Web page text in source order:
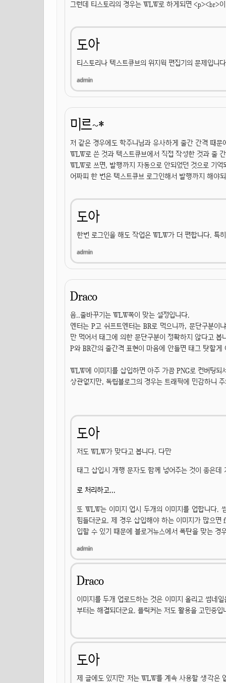
그런데 티스토리의 경우는 WLW로 하게되면 <p><br>
도아
티스토리나 텍스트큐브의 위지윅 편집기의 문제입니
미르~*
저 같은 경우에도 학주니님과 유사하게 줄간 간격 때문
WLW로 쓴 것과 텍스트큐브에서 직접 작성한 것과 줄
WLW로 쓰면, 발행까지 자동으로 안되었던 것으로 기억
어짜피 한 번은 텍스트큐브 로그인해서 발행까지 해
도아
한번 로그인을 해도 작업은 WLW가 더 편합니다. 특
Draco
음..줄바꾸기는 WLW쪽이 맞는 설정입니다.
엔터는 P고 쉬프트엔터는 BR로 먹으니까, 문단구분이
만 먹어서 태그에 의한 문단구분이 정확하지 않다고 봅
P와 BR간의 줄간격 표현이 마음에 안들면 태그 탓할게
WLW에 이미지를 삽입하면 아주 가끔 PNG로 컨버팅
상관없지만, 독립블로그의 경우는 트래픽에 민감하니
도아
저도 WLW가 맞다고 봅니다. 다만
태그 삽입시 개행 문자도 함께 넣어주는 것이 좋은데
로 처리하고...
또 WLW는 이미지 업시 두개의 이미지를 업합니다.
힘들더군요. 제 경우 삽입해야 하는 이미지가 많으면
입할 수 있기 때문에 블로거뉴스에서 폭탄을 맞는 경
Draco
이미지를 두개 업로드하는 것은 이미지 올리고 썸네
부터는 해결되더군요. 플릭커는 저도 활용을 고민중입
도아
제 글에도 있지만 저는 WLW를 계속 사용할 생각은